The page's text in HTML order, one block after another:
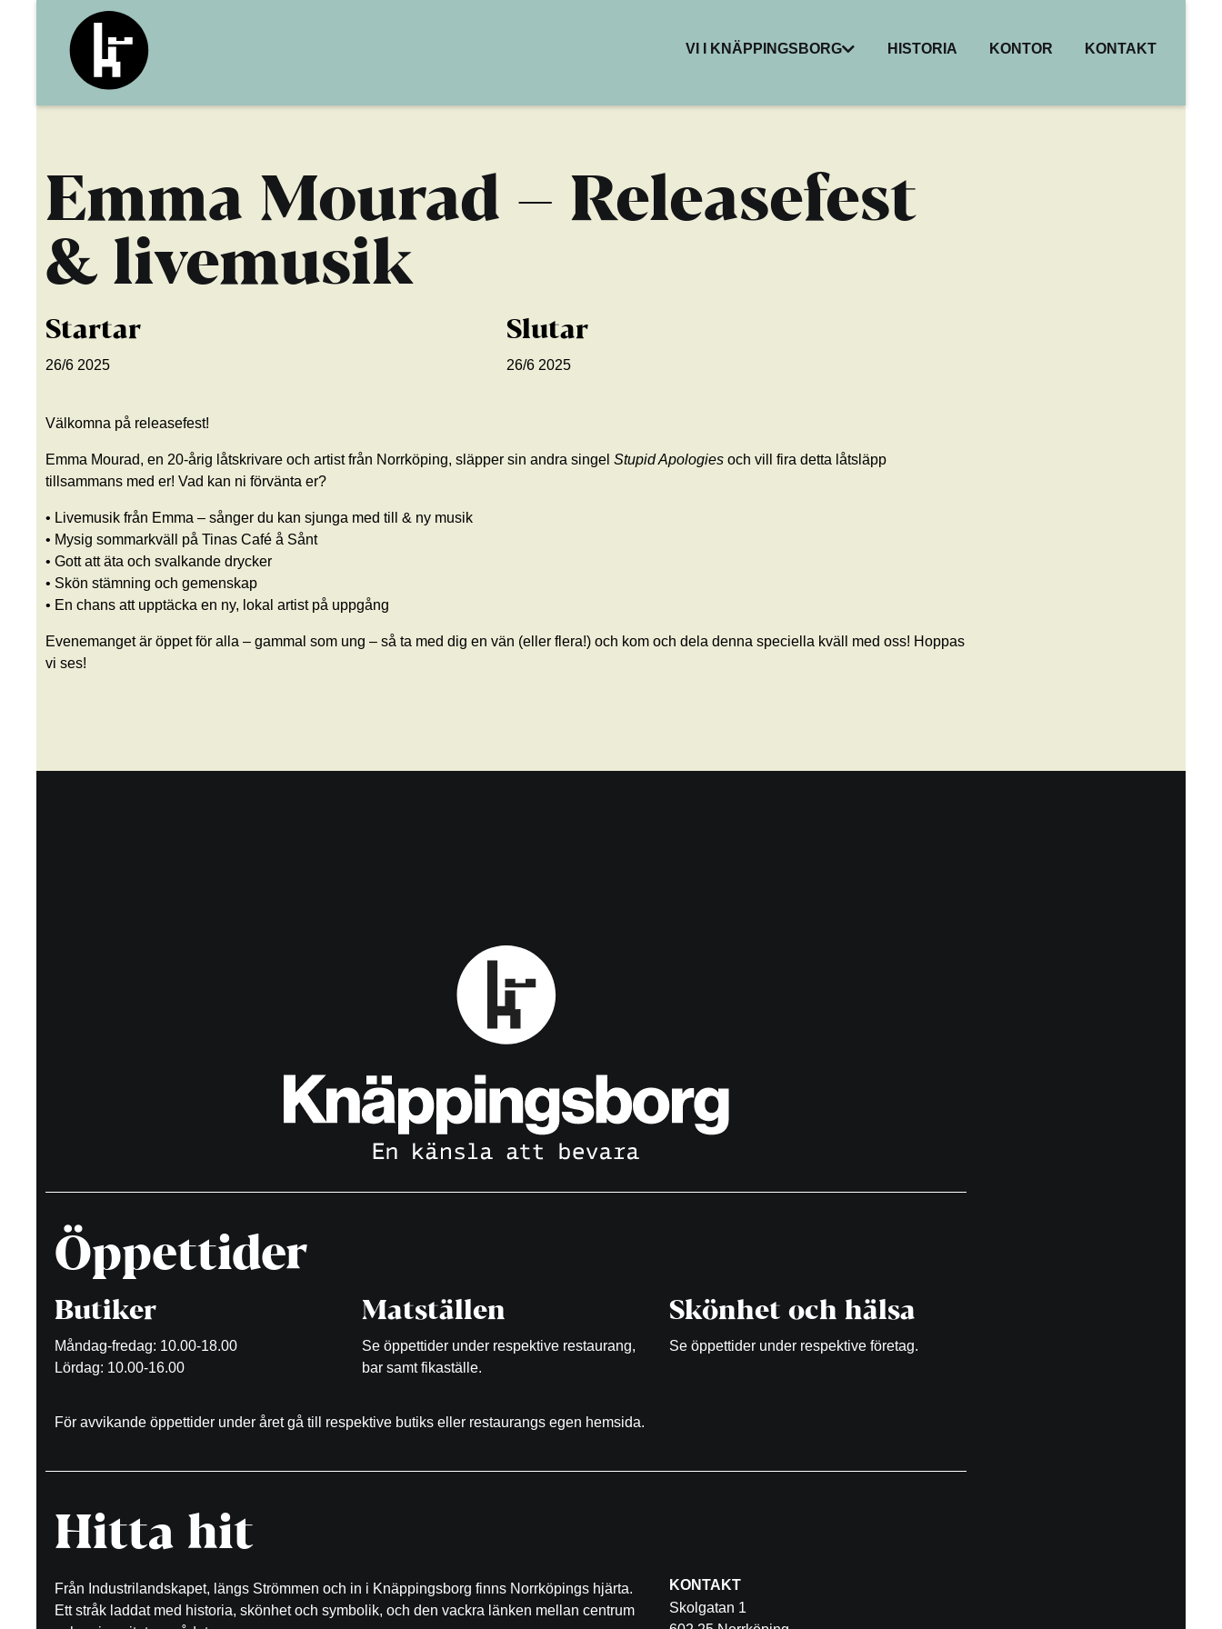
VI I KNÄPPINGSBORG
RESTAURANGER
KREATIVA YTOR
HISTORIA KONTOR KONTAKT
Emma Mourad – Releasefest
& livemusik
Startar
26/6 2025
Slutar
26/6 2025
Välkomna på releasefest!
Emma Mourad, en 20-årig låtskrivare och artist från Norrköping, släpper sin andra singel Stupid Apologies och vill fira detta låtsläpp
tillsammans med er! Vad kan ni förvänta er?
• Livemusik från Emma – sånger du kan sjunga med till & ny musik
• Mysig sommarkväll på Tinas Café å Sånt
• Gott att äta och svalkande drycker
• Skön stämning och gemenskap
• En chans att upptäcka en ny, lokal artist på uppgång
Evenemanget är öppet för alla – gammal som ung – så ta med dig en vän (eller flera!) och kom och dela denna speciella kväll med oss! Hoppas
vi ses!
Öppettider
Butiker
Måndag-fredag: 10.00-18.00
Lördag: 10.00-16.00
Matställen
Se öppettider under respektive restaurang,
bar samt fikaställe.
Skönhet och hälsa
Se öppettider under respektive företag.
För avvikande öppettider under året gå till respektive butiks eller restaurangs egen hemsida.
Hitta hit
Från Industrilandskapet, längs Strömmen och in i Knäppingsborg finns Norrköpings hjärta.
Ett stråk laddat med historia, skönhet och symbolik, och den vackra länken mellan centrum
KONTAKT
Skolgatan 1